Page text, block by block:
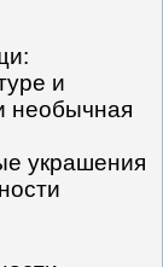
и
необычная
украшения